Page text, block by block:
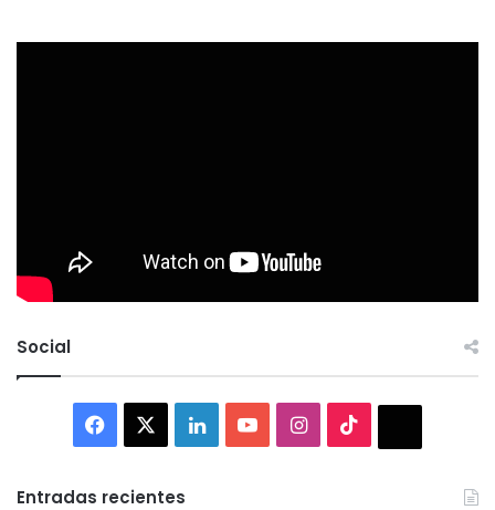
Social
Facebook LinkedInYouTubeInstagram
Entradas recientes